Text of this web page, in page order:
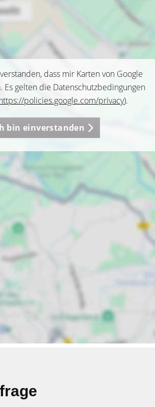
dass mir Karten von Google
Es gelten die Datenschutzbedingungen
policies.google.com/privacy).
bin einverstanden